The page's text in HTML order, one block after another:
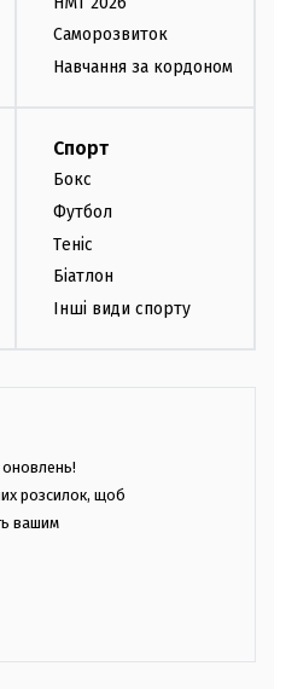
Саморозвиток
Навчання за кордоном
Спорт
Бокс
Футбол
Теніс
Біатлон
Інші види спорту
оновлень!
розсилок, щоб
вашим